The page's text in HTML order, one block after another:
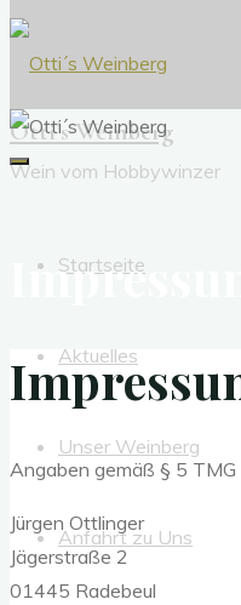
Otti´s Weinberg
Wein vom Hobbywinzer
Startseite
Aktuelles
Unser Weinberg
Anfahrt zu Uns
Impressum
Angaben gemäß § 5 TMG
Jürgen Ottlinger
Jägerstraße 2
01445 Radebeul